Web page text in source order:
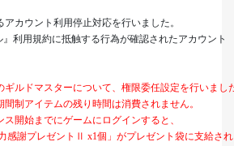
カウント利用停止対応を行いました。
利用規約に抵触する行為が確認されたアカウント
ルドマスターについて、権限委任設定を行いまし
制アイテムの残り時間は消費されません。
開始までにゲームにログインすると、
謝プレゼントⅡ x1個」がプレゼント袋に支給さ